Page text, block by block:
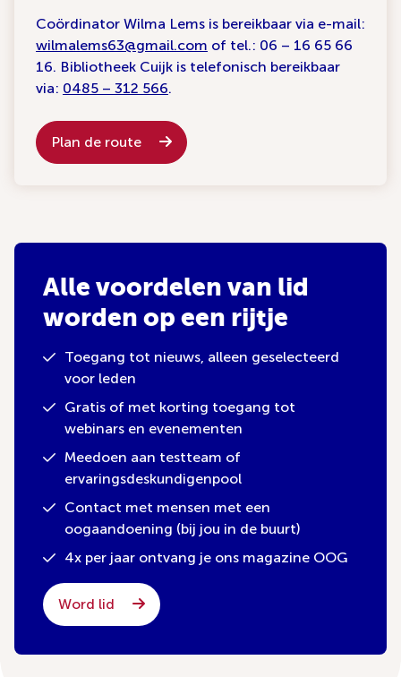
Coördinator Wilma Lems is bereikbaar via e-mail:
wilmalems63@gmail.com of tel.: 06 – 16 65 66
16. Bibliotheek Cuijk is telefonisch bereikbaar
via: 0485 – 312 566.
Plan de route
Alle voordelen van lid
worden op een rijtje
Toegang tot nieuws, alleen geselecteerd
voor leden
Gratis of met korting toegang tot
webinars en evenementen
Meedoen aan testteam of
ervaringsdeskundigenpool
Contact met mensen met een
oogaandoening (bij jou in de buurt)
4x per jaar ontvang je ons magazine OOG
Word lid